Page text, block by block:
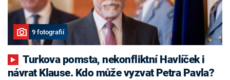
9 fotografií
Turkova pomsta, nekonfliktní Havlíček i
návrat Klause. Kdo může vyzvat Petra Pavla?